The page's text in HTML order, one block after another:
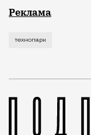
Рекламные
Реклама
технопарк